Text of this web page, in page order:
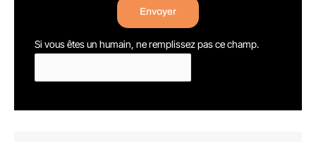
Envoyer
Si vous êtes un humain, ne remplissez pas ce champ.